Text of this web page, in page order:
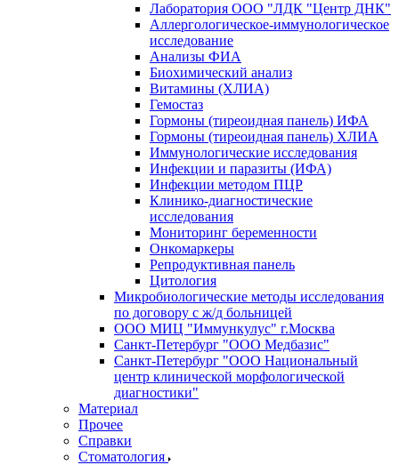
Лаборатория ООО "ЛДК "Центр ДНК"
Аллергологическое-иммунологическое
исследование
Анализы ФИА
Биохимический анализ
Витамины (ХЛИА)
Гемостаз
Гормоны (тиреоидная панель) ИФА
Гормоны (тиреоидная панель) ХЛИА
Иммунологические исследования
Инфекции и паразиты (ИФА)
Инфекции методом ПЦР
Клинико-диагностические
исследования
Мониторинг беременности
Онкомаркеры
Репродуктивная панель
Цитология
Микробиологические методы исследования
по договору с ж/д больницей
ООО МИЦ "Иммункулус" г.Москва
Санкт-Петербург "ООО Медбазис"
Санкт-Петербург "ООО Национальный
центр клинической морфологической
диагностики"
Материал
Прочее
Справки
Стоматология